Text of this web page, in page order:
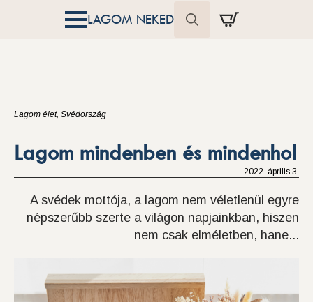
LAGOM NEKED
Lagom élet Svédország
Lagom mindenben és mindenhol
2022. április 3.
A svédek mottója, a lagom nem véletlenül egyre
népszerűbb szerte a világon napjainkban, hiszen
nem csak elméletben, hane...